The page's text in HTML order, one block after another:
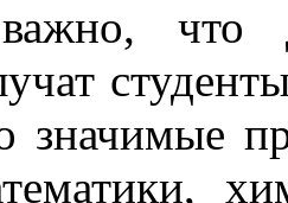
что
значимые